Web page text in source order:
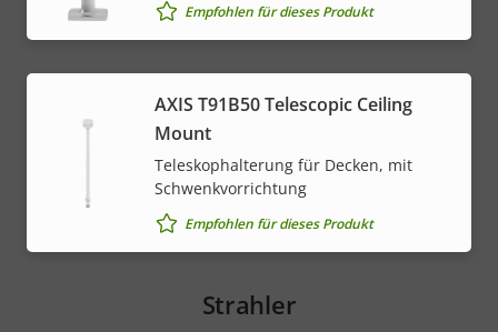
Empfohlen für dieses Produkt
AXIS T91B50 Telescopic Ceiling
Mount
Teleskophalterung für Decken, mit
Schwenkvorrichtung
Empfohlen für dieses Produkt
Strahler